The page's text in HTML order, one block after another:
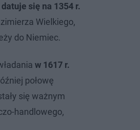
się na 1354 r.
Wielkiego,
do Niemiec.
w 1617 r.
połowę
się ważnym
handlowego,